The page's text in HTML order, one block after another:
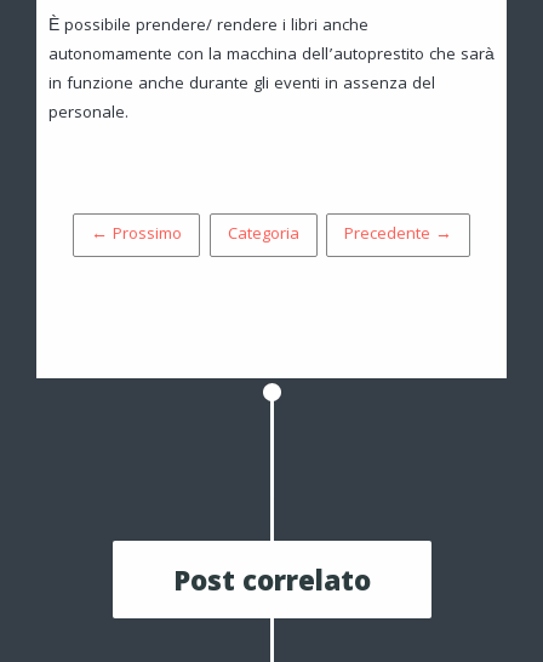
È possibile prendere/ rendere i libri anche
autonomamente con la macchina dell’autoprestito che sarà
in funzione anche durante gli eventi in assenza del
personale.
← Prossimo Categoria Precedente →
Post correlato